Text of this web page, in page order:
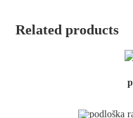
quantity
Related products